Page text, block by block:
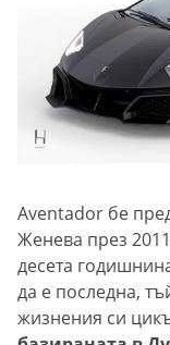
Aventador бе
Женева през
десета
да е последна,
жизнения си